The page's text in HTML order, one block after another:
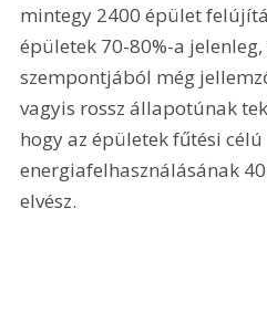
mintegy 2400 épület
épületek 70-80%-a
szempontjából még
vagyis rossz állapotúnak
hogy az épületek fűtési célú
energiafelhasználásának
elvész.